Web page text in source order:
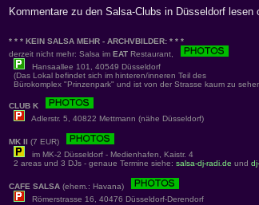
Kommentare zu den Salsa-Clubs in Düsseldorf lesen
* * * KEIN SALSA MEHR - ARCHVBILDER: * * *
derzeit nicht mehr: Salsa im EAT Restaurant,
Hansaallee 101, 40549 Düsseldorf
(Das Lokal befindet sich im hinteren/inneren Teil des
Bürokomplex "Prinzenpark" und ist von der Strasse kaum zu
CLUB K
Adlerstr. 5, 40822 Mettmann (nähe Düsseldorf)
MK II (7 EUR)
im MK-2 Düsseldorf - Medienhafen, Kaistr. 4
2 areas und 3 DJs - genaue Termine siehe: salsa-dj-radi.de und
CAFE SALSA (ehem.: Havana)
Römerstrasse 16, 40476 Düsseldorf-Derendorf